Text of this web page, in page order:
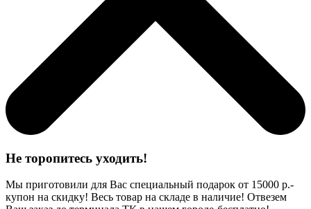
Не торопитесь уходить!
Мы приготовили для Вас специальный подарок от 15000 р.-
купон на скидку! Весь товар на складе в наличие! Отвезем